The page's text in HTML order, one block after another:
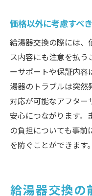
価格以外に考慮すべ
給湯器交換の際には、
ス内容にも注意を払う
ーサポートや保証内容
湯器のトラブルは突然
対応が可能なアフター
安心につながります。
の負担についても事前
を防ぐことができます。
給湯器交換の